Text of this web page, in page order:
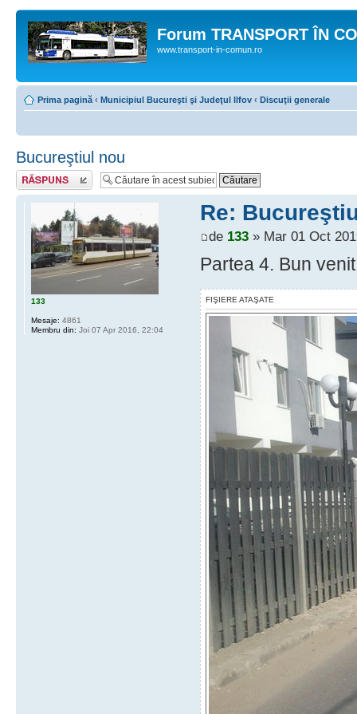
Forum TRANSPORT ÎN
www.transport-in-comun.ro
Prima pagină ‹ Municipiul Bucureşti şi Judeţul Ilfov ‹ Discuţii generale
Bucureştiul nou
Răspunde
Re:
de 133» Mar 01 Oct
Partea 4. Bun
FIŞIERE ATAŞATE
133
Mesaje: 4861
Membru din: Joi 07 Apr 2016, 22:04